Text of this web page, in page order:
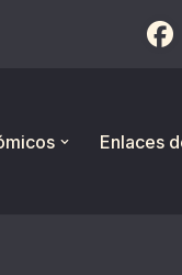
Enlaces